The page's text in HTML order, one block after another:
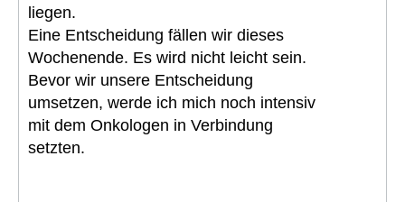
liegen.
Eine Entscheidung fällen wir dieses
Wochenende. Es wird nicht leicht sein.
Bevor wir unsere Entscheidung
umsetzen, werde ich mich noch intensiv
mit dem Onkologen in Verbindung
setzten.